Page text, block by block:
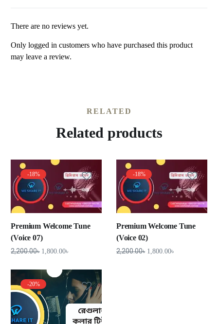
There are no reviews yet.
Only logged in customers who have purchased this product
may leave a review.
RELATED
Related products
-18%
Premium Welcome Tune
(Voice 07)
2,200.00৳ 1,800.00৳
-18%
Premium Welcome Tune
(Voice 02)
2,200.00৳ 1,800.00৳
-20%